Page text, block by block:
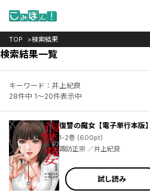
TOP 検索結果
検索結果一覧
キーワード：井上紀良
28件中 1～20件表示中
復讐の魔女【電子単行本版】
1-2巻 (600pt)
諏訪正宗 ／井上紀良
試し読み